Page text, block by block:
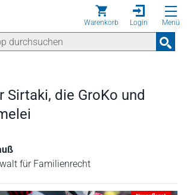
Warenkorb Login Menü
Sirtaki, die GroKo und
für Familienrecht